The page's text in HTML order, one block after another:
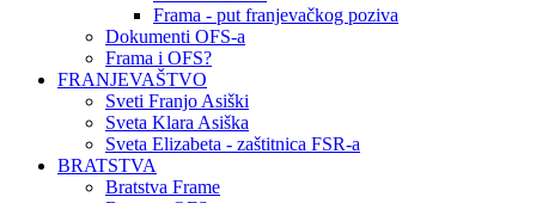
Frama - put franjevačkog poziva
Dokumenti OFS-a
Frama i OFS?
FRANJEVAŠTVO
Sveti Franjo Asiški
Sveta Klara Asiška
Sveta Elizabeta - zaštitnica FSR-a
BRATSTVA
Bratstva Frame